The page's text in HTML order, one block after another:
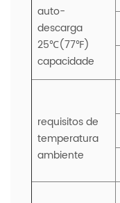
auto-
descarga
25℃(77℉)
capacidade
requisitos de
temperatura
ambiente